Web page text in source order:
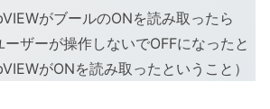
がブールのONを読み取ったら
ーザーが操作しないでOFFになったと
がONを読み取ったということ）